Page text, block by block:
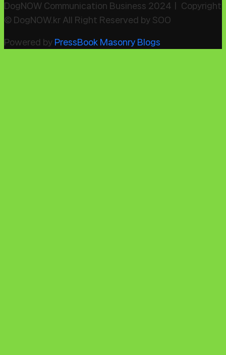
DogNOW Communication Business 2024ㅣ Copyright
© DogNOW.kr All Right Reserved by SOO
Powered by PressBook Masonry Blogs